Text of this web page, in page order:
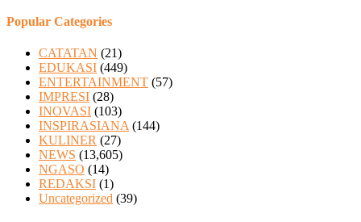
Popular Categories
CATATAN (21)
EDUKASI (449)
ENTERTAINMENT (57)
IMPRESI (28)
INOVASI (103)
INSPIRASIANA (144)
KULINER (27)
NEWS (13,605)
NGASO (14)
REDAKSI (1)
Uncategorized (39)